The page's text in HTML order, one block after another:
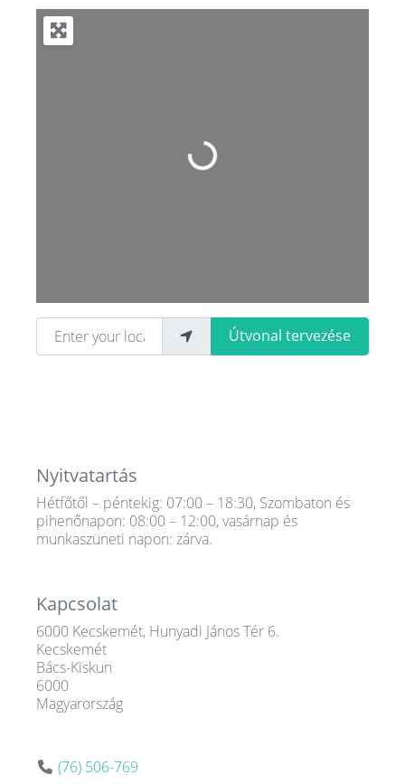
Loading...
Enter your location
Útvonal tervezése
Nyitvatartás
Hétfőtől – péntekig: 07:00 – 18:30, Szombaton és
pihenőnapon: 08:00 – 12:00, vasárnap és
munkaszüneti napon: zárva.
Kapcsolat
6000 Kecskemét, Hunyadi János Tér 6.
Kecskemét
Bács-Kiskun
6000
Magyarország
(76) 506-769